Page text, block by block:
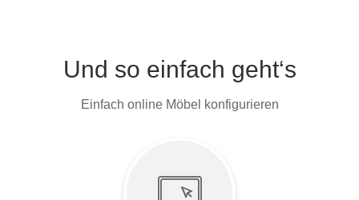
Und so einfach geht‘s
Einfach online Möbel konfigurieren